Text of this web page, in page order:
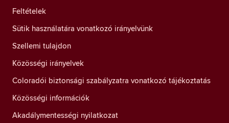
Feltételek
Sütik használatára vonatkozó irányelvünk
Szellemi tulajdon
Közösségi irányelvek
Coloradói biztonsági szabályzatra vonatkozó tájékoztatás
Közösségi információk
Akadálymentességi nyilatkozat